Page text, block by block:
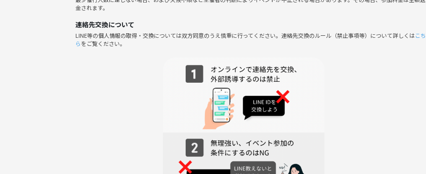
・過度なナンパ行為や迷惑行為
・開催内容や風景写真、動画のSNS等への無許可投稿
サークルやイベントの輪を乱す行動をする方、運営側の指示に従っていただけない方や運営側が参加者様としてふさ
わしくないと判断した方は、参加をお断りする場合がございます。
UVERworldの迫力ライブと、音楽を愛する仲間との最高の時間を一緒に過ごしませんか？ご参加お待ちしていま
金されます。
連絡先交換について
LINE等の個人情報の取得・交換については双方同意のうえ慎重に行ってください。連絡先交換のルール（禁止事項等）について詳しくはこち
らをご覧ください。